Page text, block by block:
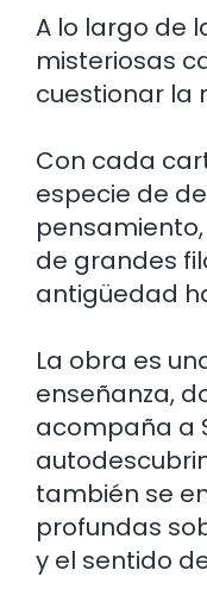
A lo largo de
misteriosas
cuestionar la
Con cada
especie de
de grandes
antigüedad
La obra es
enseñanza,
acompaña a
también se
profundas
y el sentido